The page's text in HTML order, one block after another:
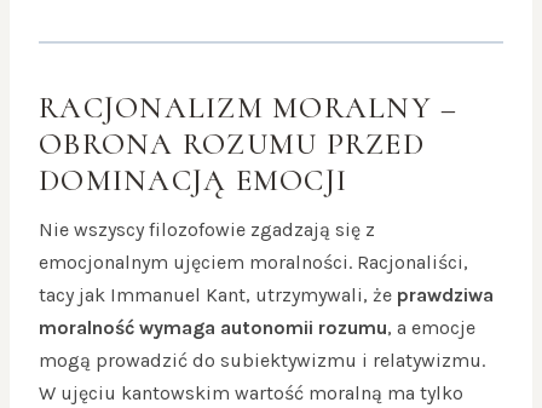
RACJONALIZM MORALNY –
OBRONA ROZUMU PRZED
DOMINACJĄ EMOCJI
Nie wszyscy filozofowie zgadzają się z
emocjonalnym ujęciem moralności. Racjonaliści,
tacy jak Immanuel Kant, utrzymywali, że prawdziwa
moralność wymaga autonomii rozumu, a emocje
mogą prowadzić do subiektywizmu i relatywizmu.
W ujęciu kantowskim wartość moralną ma tylko